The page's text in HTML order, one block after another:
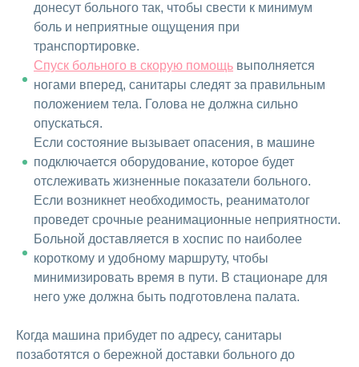
донесут больного так, чтобы свести к минимум
боль и неприятные ощущения при
транспортировке.
Спуск больного в скорую помощь выполняется
ногами вперед, санитары следят за правильным
положением тела. Голова не должна сильно
опускаться.
Если состояние вызывает опасения, в машине
подключается оборудование, которое будет
отслеживать жизненные показатели больного.
Если возникнет необходимость, реаниматолог
проведет срочные реанимационные неприятности.
Больной доставляется в хоспис по наиболее
короткому и удобному маршруту, чтобы
минимизировать время в пути. В стационаре для
него уже должна быть подготовлена палата.
Когда машина прибудет по адресу, санитары
позаботятся о бережной доставки больного до